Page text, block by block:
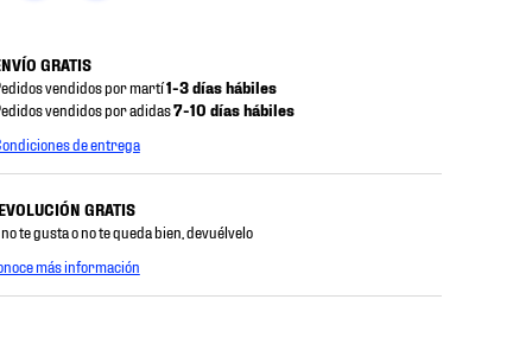
GRATIS
vendidos por martí1-3 días hábiles
vendidos por adidas7-10 días hábiles
de entrega
GRATIS
te gusta o no te queda bien, devuélvelo
más información